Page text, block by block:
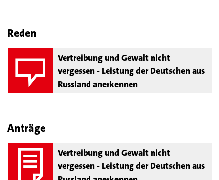
Reden
Vertreibung und Gewalt nicht
vergessen - Leistung der Deutschen aus
Russland anerkennen
Anträge
Vertreibung und Gewalt nicht
vergessen - Leistung der Deutschen aus